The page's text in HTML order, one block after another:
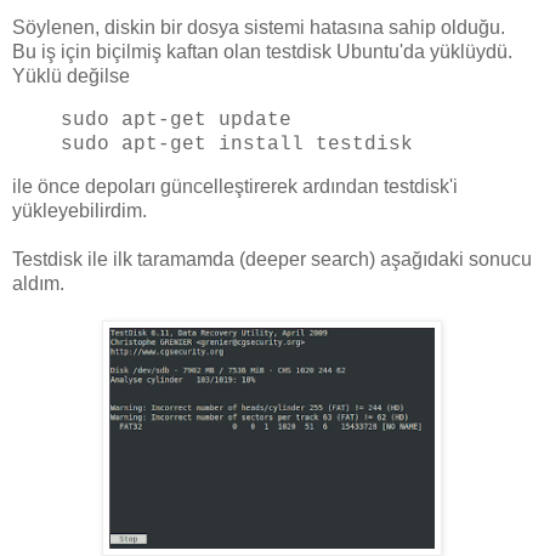
Söylenen, diskin bir dosya sistemi hatasına sahip olduğu.
Bu iş için biçilmiş kaftan olan testdisk Ubuntu'da yüklüydü.
Yüklü değilse
sudo apt-get update
sudo apt-get install testdisk
ile önce depoları güncelleştirerek ardından testdisk'i
yükleyebilirdim.
Testdisk ile ilk taramamda (deeper search) aşağıdaki sonucu
aldım.